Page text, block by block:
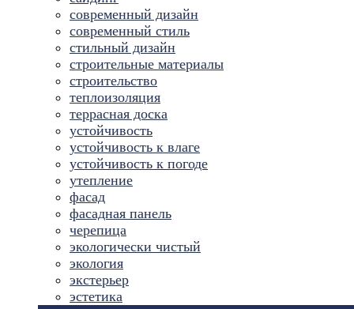
современный дизайн
современный стиль
стильный дизайн
строительные материалы
строительство
теплоизоляция
террасная доска
устойчивость
устойчивость к влаге
устойчивость к погоде
утепление
фасад
фасадная панель
черепица
экологически чистый
экология
экстерьер
эстетика